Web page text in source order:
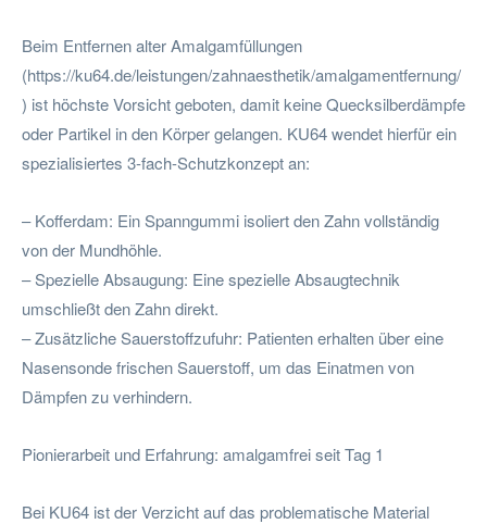
Beim Entfernen alter Amalgamfüllungen
(https://ku64.de/leistungen/zahnaesthetik/amalgamentfernung/
) ist höchste Vorsicht geboten, damit keine Quecksilberdämpfe
oder Partikel in den Körper gelangen. KU64 wendet hierfür ein
spezialisiertes 3-fach-Schutzkonzept an:
– Kofferdam: Ein Spanngummi isoliert den Zahn vollständig
von der Mundhöhle.
– Spezielle Absaugung: Eine spezielle Absaugtechnik
umschließt den Zahn direkt.
– Zusätzliche Sauerstoffzufuhr: Patienten erhalten über eine
Nasensonde frischen Sauerstoff, um das Einatmen von
Dämpfen zu verhindern.
Pionierarbeit und Erfahrung: amalgamfrei seit Tag 1
Bei KU64 ist der Verzicht auf das problematische Material